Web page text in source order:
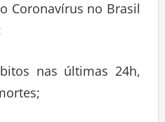
Coronavírus no Brasil
nas últimas 24h,